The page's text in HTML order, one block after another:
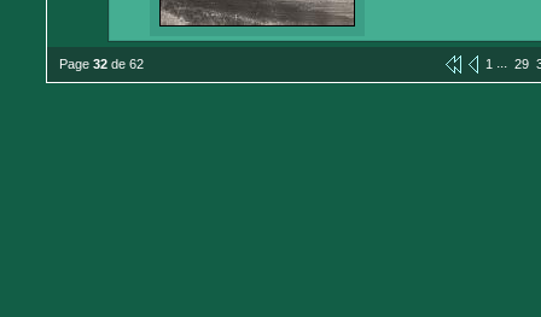
Page 32 de 62 1 ... 29